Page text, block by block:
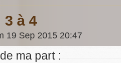
3 à 4
19 Sep 2015 20:47
ma part :